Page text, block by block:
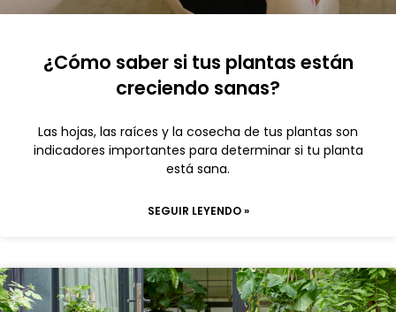
¿Cómo saber si tus plantas están
creciendo sanas?
Las hojas, las raíces y la cosecha de tus plantas son
indicadores importantes para determinar si tu planta
está sana.
SEGUIR LEYENDO »